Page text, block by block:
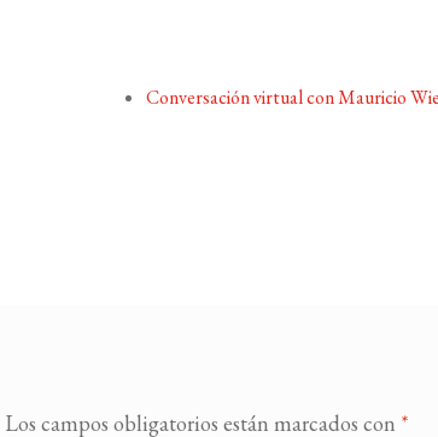
Conversación virtual con Mauricio
Los campos obligatorios están marcados con *